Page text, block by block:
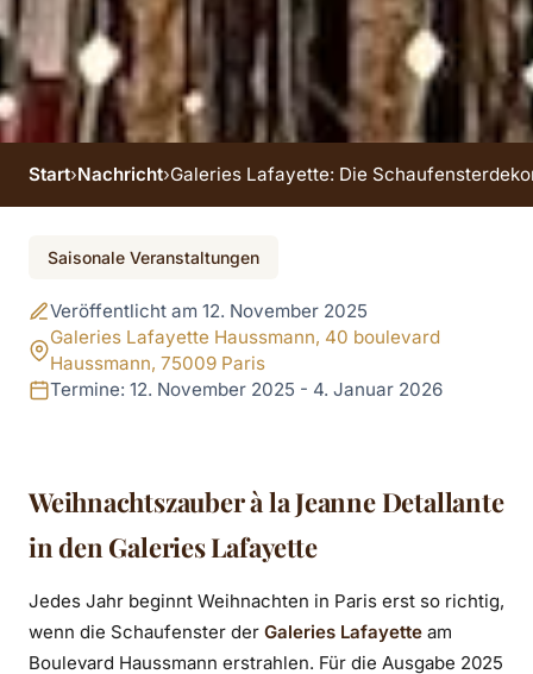
Galeries Lafayette: Die
zu Weihnachten 2025
Weihnachtsbaum
der Kuppel
Start›Nachricht›Galeries Lafayette: Die
Saisonale Veranstaltungen
Veröffentlicht am 12. November 2025
Galeries Lafayette Haussmann, 40 boulevard
Haussmann, 75009 Paris
Termine: 12. November 2025 - 4. Januar 2026
Weihnachtszauber à la Jeanne Detallante
in den Galeries Lafayette
Jedes Jahr beginnt Weihnachten in Paris erst so richtig,
wenn die Schaufenster der Galeries Lafayette am
Boulevard Haussmann erstrahlen. Für die Ausgabe 2025